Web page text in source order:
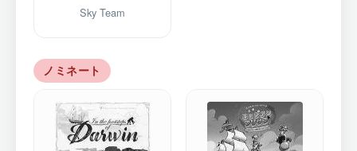
Sky Team
ノミネート